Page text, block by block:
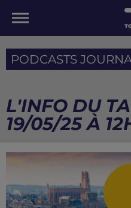
PODCASTS
L'INFO DU
19/05/25 À